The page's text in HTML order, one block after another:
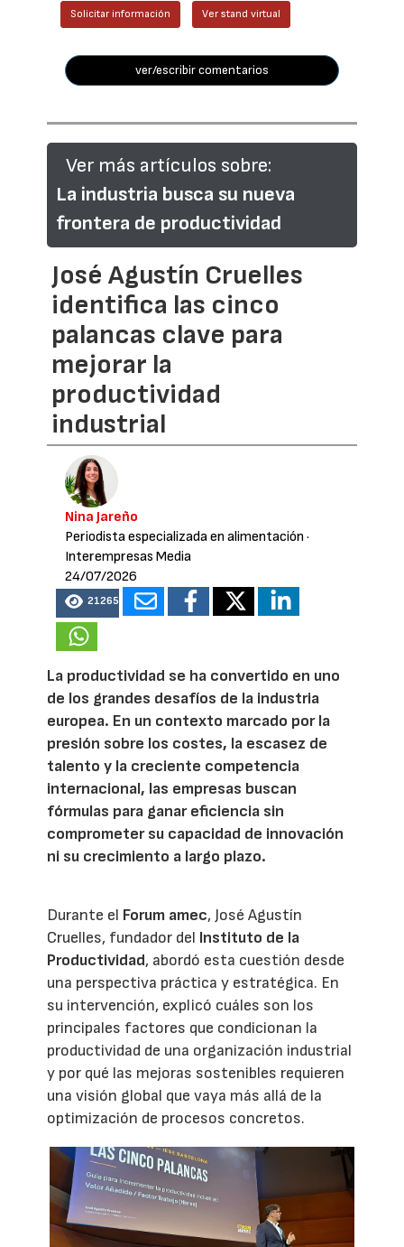
Solicitar información Ver stand virtual
ver/escribir comentarios
Ver más artículos sobre:
La industria busca su nueva
frontera de productividad
José Agustín Cruelles
identifica las cinco
palancas clave para
mejorar la
productividad
industrial
Nina Jareño
Periodista especializada en alimentación ·
Interempresas Media
24/07/2026
21265
La productividad se ha convertido en uno
de los grandes desafíos de la industria
europea. En un contexto marcado por la
presión sobre los costes, la escasez de
talento y la creciente competencia
internacional, las empresas buscan
fórmulas para ganar eficiencia sin
comprometer su capacidad de innovación
ni su crecimiento a largo plazo.
Durante el Forum amec, José Agustín
Cruelles, fundador del Instituto de la
Productividad, abordó esta cuestión desde
una perspectiva práctica y estratégica. En
su intervención, explicó cuáles son los
principales factores que condicionan la
productividad de una organización industrial
y por qué las mejoras sostenibles requieren
una visión global que vaya más allá de la
optimización de procesos concretos.